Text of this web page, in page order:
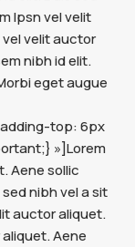
Ipsn vel velit
velit auctor
nibh id elit.
eget augue
top: 6px
»]Lorem
Aene sollic
nibh vel a sit
auctor aliquet.
Aene